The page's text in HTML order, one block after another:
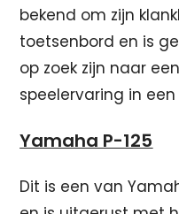
bekend om zijn
toetsenbord en is
op zoek zijn naar
speelervaring in
Yamaha P-125
Dit is een van